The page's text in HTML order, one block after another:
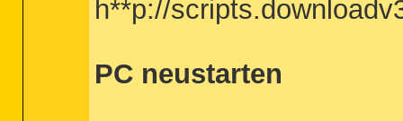
h**p://
PC neustarten